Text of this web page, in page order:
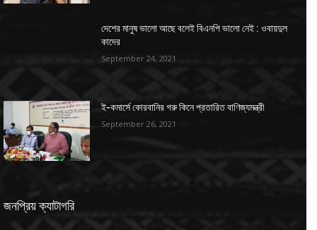
দেশের মানুষ ভালো আছে বলেই বিএনপি ভালো নেই : ওবায়দুল
কাদের
September 24, 2021
ই-কমার্সে কোরবানির গরু কিনে প্রতারিত বাণিজ্যমন্ত্রী
September 26, 2021
জনপ্রিয় ক্যাটাগরি